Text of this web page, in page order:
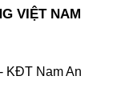
VIỆT NAM
KĐT Nam An